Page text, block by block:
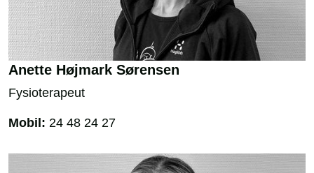
Anette Højmark Sørensen
Fysioterapeut
Mobil: 24 48 24 27